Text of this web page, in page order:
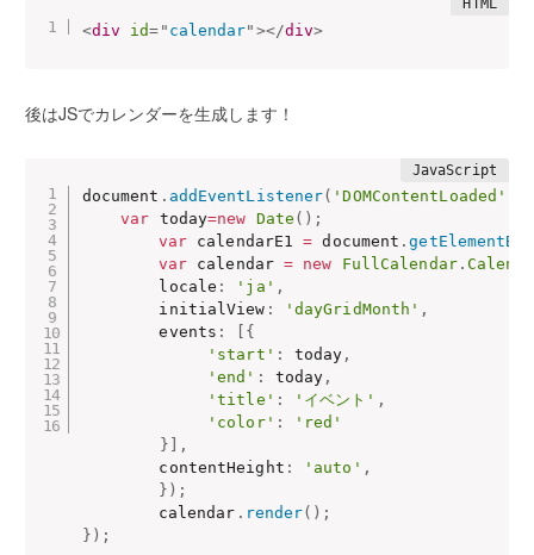
<div id= " calendar" ></div>
後はJSでカレンダーを生成します！
document . addEventListener( 'DOMContentLoaded'
var today=new Date ( ) ;
var calendarE1 = document .
var calendar = new FullCalendar.
        locale
: 'ja' ,
        initialView
: 'dayGridMonth' ,
        events
:
{
'start' : today ,
'end' : today ,
'title' : 'イベント' ,
'color' :
'red'
}
,
        contentHeight
: 'auto' ,
} ) ;
		calendar
. render( ) ;
} ) ;